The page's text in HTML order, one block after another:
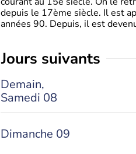
depuis le 17ème siècle. Il est
années 90. Depuis, il est
jours suivants
Demain,
Samedi 08
Dimanche 09